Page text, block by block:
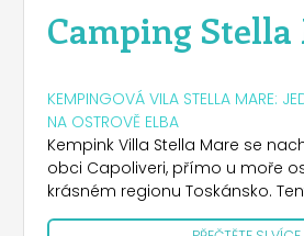
Camping Stella
KEMPINGOVÁ VILA STELLA MARE:
NA OSTROVĚ ELBA
Kempink Villa Stella Mare se
obci Capoliveri, přímo u moře
krásném regionu Toskánsko.
ponořený do národního parku